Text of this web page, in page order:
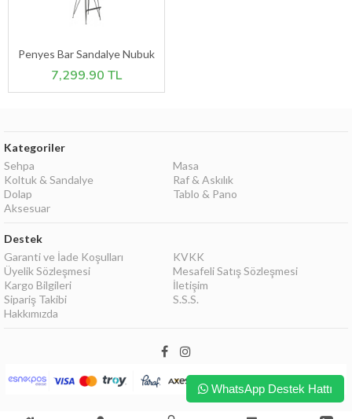
Penyes Bar Sandalye Nubuk
7,299.90 TL
Kategoriler
Sehpa
Masa
Koltuk & Sandalye
Raf & Askılık
Dolap
Tablo & Pano
Aksesuar
Destek
Garanti ve İade Koşulları
KVKK
Üyelik Sözleşmesi
Mesafeli Satış Sözleşmesi
Kargo Bilgileri
İletişim
Sipariş Takibi
S.S.S.
Hakkımızda
WhatsApp Destek Hattı